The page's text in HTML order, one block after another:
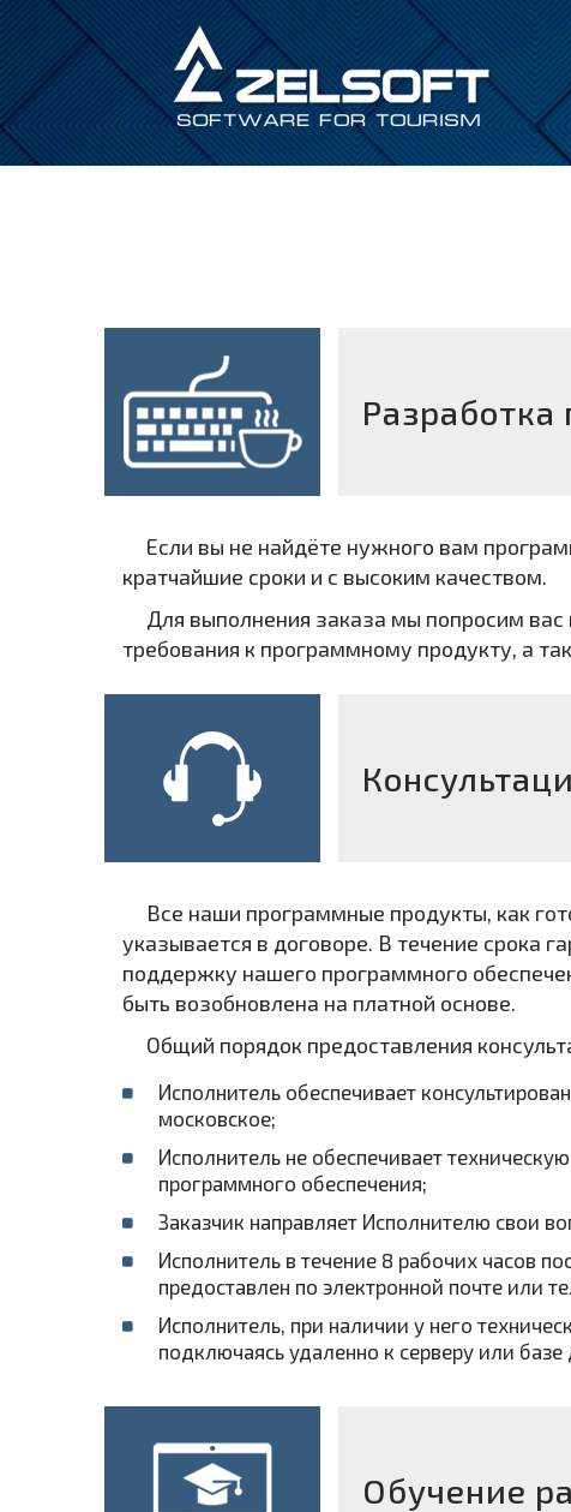
Разработка
Если вы не найдёте нужного вам
кратчайшие сроки и с высоким качеством.
Для выполнения заказа мы попросим
требования к программному продукту, а
Все наши программные продукты, как
указывается в договоре. В течение срока
поддержку нашего программного
быть возобновлена на платной основе.
Общий порядок предоставления
Исполнитель обеспечивает
московское;
Исполнитель не обеспечивает
программного обеспечения;
Заказчик направляет Исполнителю свои
Исполнитель в течение 8 рабочих часов
предоставлен по электронной почте или
Исполнитель, при наличии у него
подключаясь удаленно к серверу или базе
Обучение